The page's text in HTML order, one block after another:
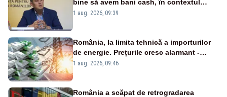
bine să avem bani cash, în contextul
alertei energetice?
1 aug. 2026, 09:39
România, la limita tehnică a importurilor
de energie. Prețurile cresc alarmant -
Analiză Realitatea Plus
1 aug. 2026, 09:46
România a scăpat de retrogradarea